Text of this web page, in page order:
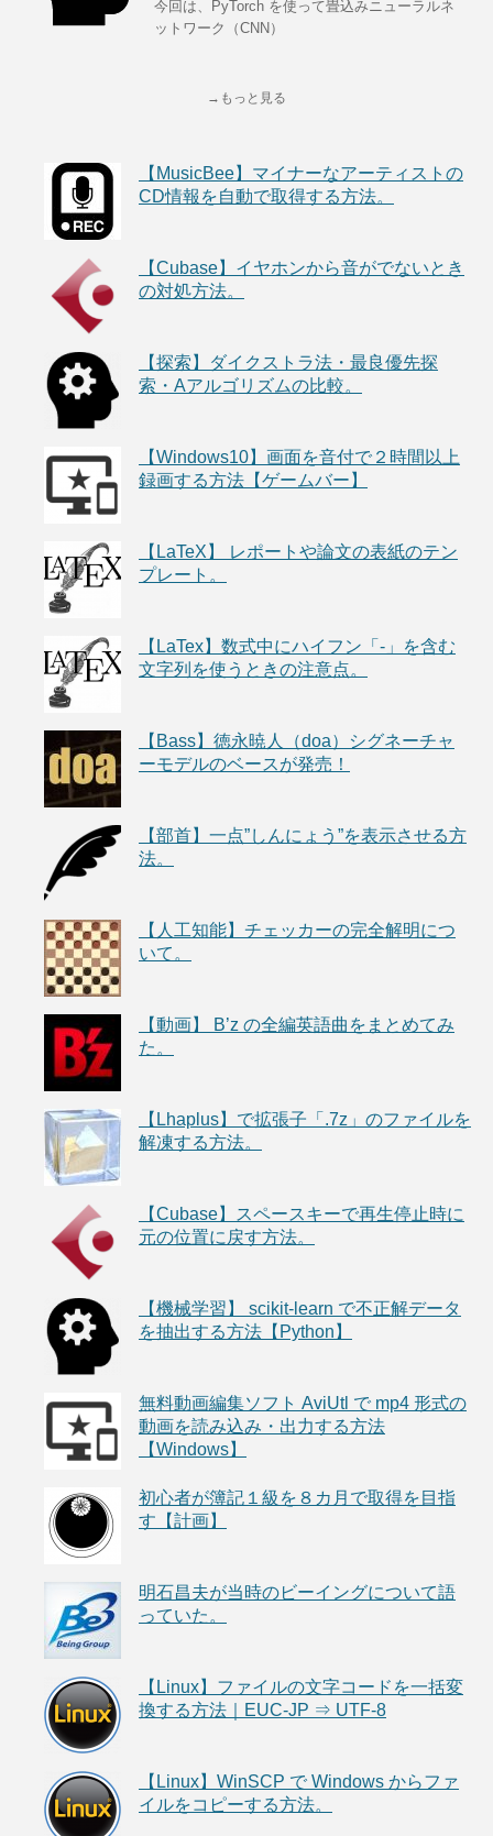
今回は、PyTorch を使って畳込みニューラルネ
ットワーク（CNN）
→もっと見る
【MusicBee】マイナーなアーティストの
CD情報を自動で取得する方法。
【Cubase】イヤホンから音がでないとき
の対処方法。
【探索】ダイクストラ法・最良優先探
索・Aアルゴリズムの比較。
【Windows10】画面を音付で２時間以上
録画する方法【ゲームバー】
【LaTeX】 レポートや論文の表紙のテン
プレート。
【LaTex】数式中にハイフン「-」を含む
文字列を使うときの注意点。
【Bass】徳永暁人（doa）シグネーチャ
ーモデルのベースが発売！
【部首】一点”しんにょう”を表示させる方
法。
【人工知能】チェッカーの完全解明につ
いて。
【動画】 B’z の全編英語曲をまとめてみ
た。
【Lhaplus】で拡張子「.7z」のファイルを
解凍する方法。
【Cubase】スペースキーで再生停止時に
元の位置に戻す方法。
【機械学習】 scikit-learn で不正解データ
を抽出する方法【Python】
無料動画編集ソフト AviUtl で mp4 形式の
動画を読み込み・出力する方法
【Windows】
初心者が簿記１級を８カ月で取得を目指
す【計画】
明石昌夫が当時のビーイングについて語
っていた。
【Linux】ファイルの文字コードを一括変
換する方法｜EUC-JP ⇒ UTF-8
【Linux】WinSCP で Windows からファ
イルをコピーする方法。